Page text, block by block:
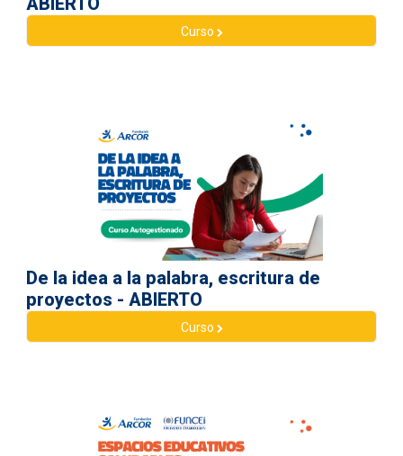
Curso
De la idea a la palabra, escritura de
proyectos - ABIERTO
Curso